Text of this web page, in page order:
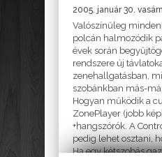
2005. január 30.
Valószínűleg
polcán halmozódik
évek során
rendszere új
zenehallgatásban,
szobánkban más-
Hogyan működik a
ZonePlayer (jobb
+hangszórók. A
pedig lehet osztani,
Ha egy kétszobás